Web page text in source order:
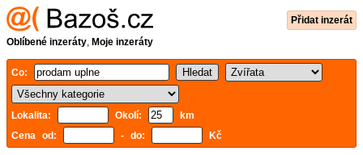
Přidat inzerát
Oblíbené inzeráty, Moje inzeráty
Co:
Lokalita: Okolí:
km
Cena od:
- do: Kč